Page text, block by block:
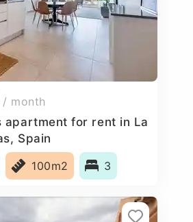
/ month
apartment for rent in La
Spain
100m2 3